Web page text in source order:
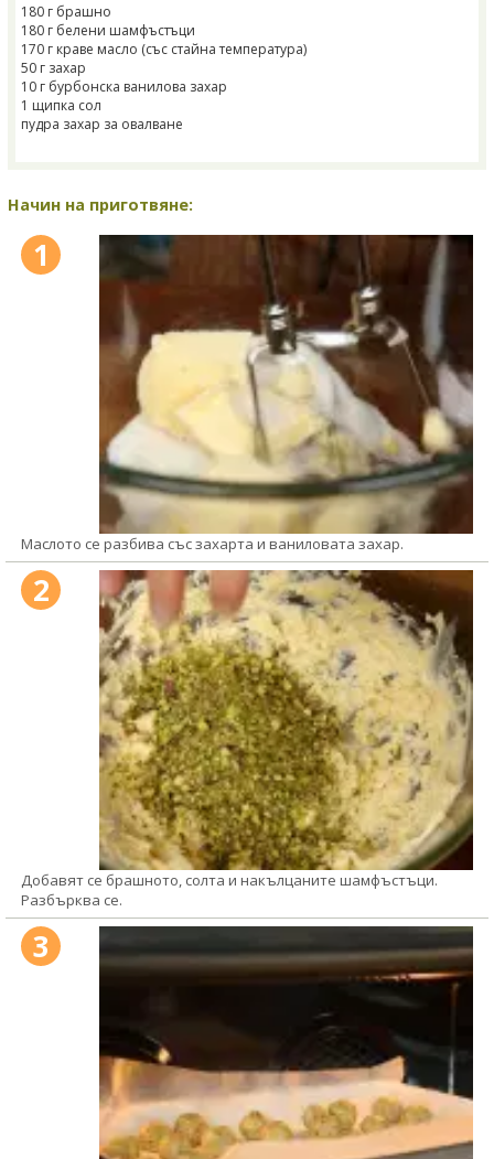
180 г брашно
180 г белени шамфъстъци
170 г краве масло (със стайна температура)
50 г захар
10 г бурбонска ванилова захар
1 щипка сол
пудра захар за овалване
Начин на приготвяне:
1
Маслото се разбива със захарта и ваниловата захар.
2
Добавят се брашното, солта и накълцаните шамфъстъци.
Разбърква се.
3